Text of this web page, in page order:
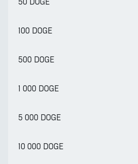
100 DOGE
500 DOGE
1 000 DOGE
5 000 DOGE
10 000 DOGE